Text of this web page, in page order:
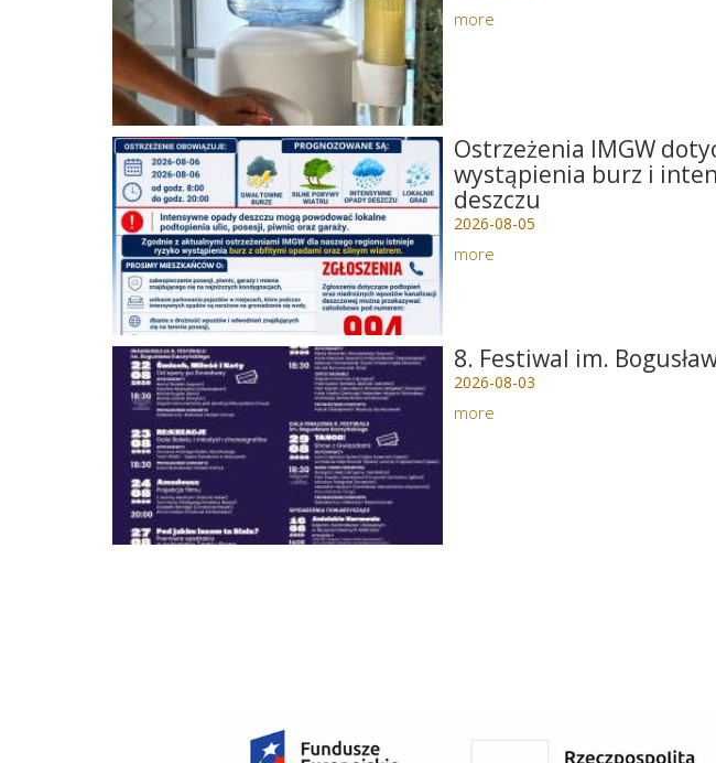
more
Ostrzeżenia IMGW
wystąpienia burz i
deszczu
2026-08-05
more
8. Festiwal im.
2026-08-03
more